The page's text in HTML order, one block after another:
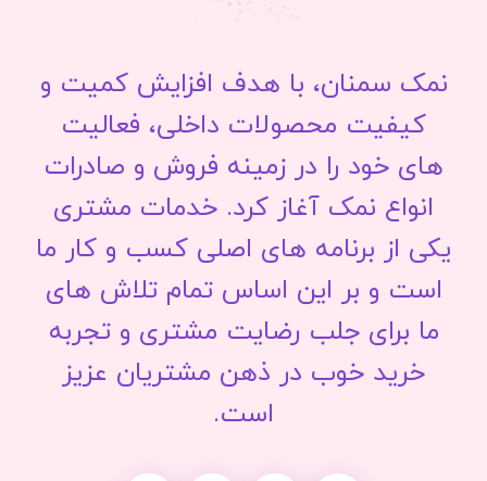
نمک سمنان، با هدف افزایش کمیت و
کیفیت محصولات داخلی، فعالیت
های خود را در زمینه فروش و صادرات
انواع نمک آغاز کرد. خدمات مشتری
یکی از برنامه های اصلی کسب و کار ما
است و بر این اساس تمام تلاش های
ما برای جلب رضایت مشتری و تجربه
خرید خوب در ذهن مشتریان عزیز
است.